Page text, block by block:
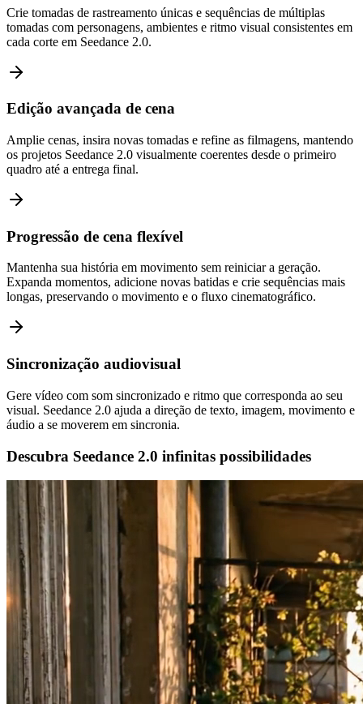
Crie tomadas de rastreamento únicas e sequências de múltiplas
tomadas com personagens, ambientes e ritmo visual consistentes em
cada corte em Seedance 2.0.
Edição avançada de cena
Amplie cenas, insira novas tomadas e refine as filmagens, mantendo
os projetos Seedance 2.0 visualmente coerentes desde o primeiro
quadro até a entrega final.
Progressão de cena flexível
Mantenha sua história em movimento sem reiniciar a geração.
Expanda momentos, adicione novas batidas e crie sequências mais
longas, preservando o movimento e o fluxo cinematográfico.
Sincronização audiovisual
Gere vídeo com som sincronizado e ritmo que corresponda ao seu
visual. Seedance 2.0 ajuda a direção de texto, imagem, movimento e
áudio a se moverem em sincronia.
Descubra Seedance 2.0 infinitas possibilidades